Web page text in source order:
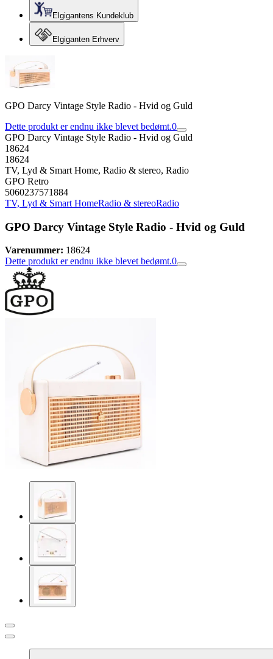
Elgigantens Kundeklub
Elgiganten Erhverv
GPO Darcy Vintage Style Radio - Hvid og Guld
Dette produkt er endnu ikke blevet bedømt.0
GPO Darcy Vintage Style Radio - Hvid og Guld
18624
18624
TV, Lyd & Smart Home, Radio & stereo, Radio
GPO Retro
5060237571884
TV, Lyd & Smart HomeRadio & stereoRadio
GPO Darcy Vintage Style Radio - Hvid og Guld
Varenummer: 18624
Dette produkt er endnu ikke blevet bedømt.0